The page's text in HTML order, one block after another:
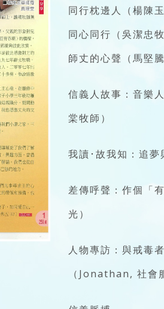
同行枕邊人（楊陳
同心同行（吳潔忠牧
師丈的心聲（馬堅騰
信義人故事：音樂
棠牧師）
我讀･故我知：追夢
差傳呼聲：作個「
光）
人物專訪：與戒毒
（Jonathan, 社會